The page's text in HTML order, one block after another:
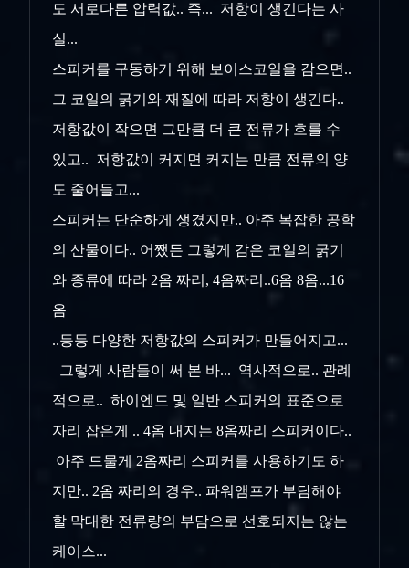
도 서로다른 압력값.. 즉... 저항이 생긴다는 사
실...
스피커를 구동하기 위해 보이스코일을 감으면..
그 코일의 굵기와 재질에 따라 저항이 생긴다..
저항값이 작으면 그만큼 더 큰 전류가 흐를 수
있고.. 저항값이 커지면 커지는 만큼 전류의 양
도 줄어들고...
스피커는 단순하게 생겼지만.. 아주 복잡한 공학
의 산물이다.. 어쨌든 그렇게 감은 코일의 굵기
와 종류에 따라 2옴 짜리, 4옴짜리..6옴 8옴...16
옴
..등등 다양한 저항값의 스피커가 만들어지고...
그렇게 사람들이 써 본 바... 역사적으로.. 관례
적으로.. 하이엔드 및 일반 스피커의 표준으로
자리 잡은게 .. 4옴 내지는 8옴짜리 스피커이다..
아주 드물게 2옴짜리 스피커를 사용하기도 하
지만.. 2옴 짜리의 경우.. 파워앰프가 부담해야
할 막대한 전류량의 부담으로 선호되지는 않는
케이스...